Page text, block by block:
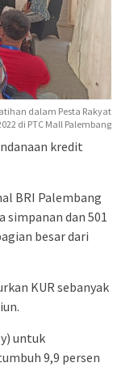
dalam Pesta Rakyat
di PTC Mall Palembang
kredit
BRI Palembang
simpanan dan 501
besar dari
KUR sebanyak
untuk
9,9 persen